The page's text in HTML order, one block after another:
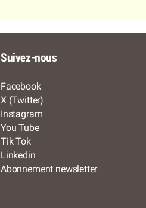
Suivez-nous
Facebook
X (Twitter)
Instagram
You Tube
Tik Tok
Linkedin
Abonnement newsletter